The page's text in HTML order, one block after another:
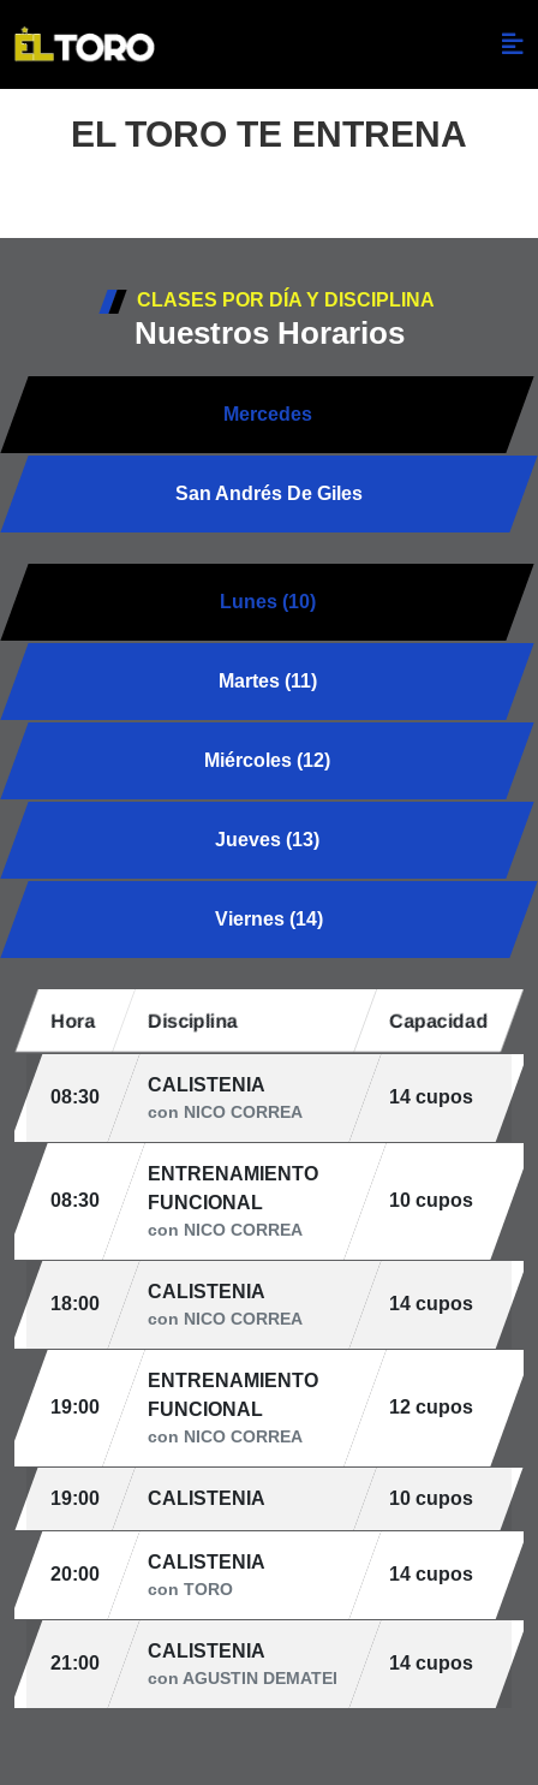
EL TORO TE ENTRENA
CLASES POR DÍA Y DISCIPLINA
Nuestros Horarios
Mercedes
San Andrés De Giles
Lunes (10)
Martes (11)
Miércoles (12)
Jueves (13)
Viernes (14)
Hora Disciplina Capacidad
08:30
CALISTENIA
con NICO CORREA
14 cupos
08:30
ENTRENAMIENTO
FUNCIONAL
con NICO CORREA
10 cupos
18:00
CALISTENIA
con NICO CORREA
14 cupos
19:00
ENTRENAMIENTO
FUNCIONAL
con NICO CORREA
12 cupos
19:00 CALISTENIA 10 cupos
20:00
CALISTENIA
con TORO
14 cupos
21:00
CALISTENIA
con AGUSTIN DEMATEI
14 cupos